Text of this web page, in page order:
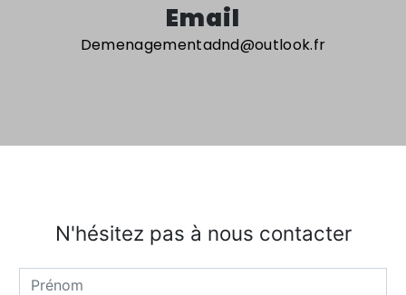
Email
demenagementadnd@outlook.fr
N'hésitez pas à nous contacter